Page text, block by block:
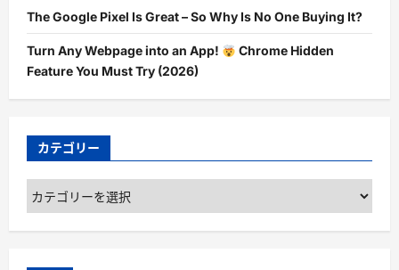
The Google Pixel Is Great – So Why Is No One Buying It?
Turn Any Webpage into an App!
Chrome Hidden
Feature You Must Try (2026)
カテゴリー
カ
テ
ゴ